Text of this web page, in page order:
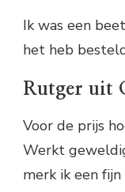
Ik was een
het heb
Rutger uit
Voor de prijs
Werkt
merk ik een